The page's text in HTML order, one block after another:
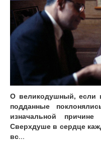
О великодушный, если
подданные
изначальной
Сверхдуше в сердце
вс...